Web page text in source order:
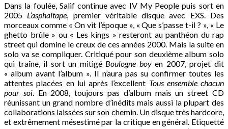
Dans la foulée, Salif continue avec IV My People puis sort en
2005 L’asphaltape, premier véritable disque avec EXS. Des
morceaux comme « On vit l’époque », « Que s’passe t-il ? », « Le
ghetto brûle » ou « Les kings » resteront au panthéon du rap
street qui domine le creux de ces années 2000. Mais la suite en
solo va se compliquer. Critiqué pour son deuxième album solo
qui traîne, il sort un mitigé Boulogne boyen 2007, projet dit
« album avant l’album ». Il n’aura pas su confirmer toutes les
attentes placées en lui après l’excellent Tous ensemble chacun
pour soi. En 2008, toujours pas d’album mais un street CD
réunissant un grand nombre d’inédits mais aussi la plupart des
collaborations laissées sur son chemin. Un disque très hardcore,
et extrêmement mésestimé par la critique en général. Etiquetté